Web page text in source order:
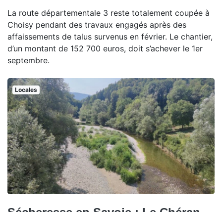
La route départementale 3 reste totalement coupée à
Choisy pendant des travaux engagés après des
affaissements de talus survenus en février. Le chantier,
d’un montant de 152 700 euros, doit s’achever le 1er
septembre.
Locales